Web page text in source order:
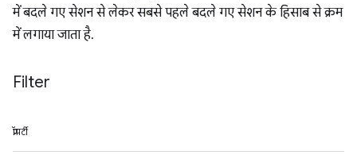
में बदले गए सेशन से लेकर सबसे पहले बदले गए सेशन के हिसाब से क्रम
में लगाया जाता है.
Filter
प्रॉपर्टी